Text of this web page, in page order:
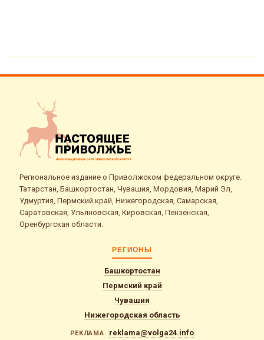
Региональное издание о Приволжском федеральном округе.
Татарстан, Башкортостан, Чувашия, Мордовия, Марий Эл,
Удмуртия, Пермский край, Нижегородская, Самарская,
Саратовская, Ульяновская, Кировская, Пензенская,
Оренбургская области.
РЕГИОНЫ
Башкортостан
Пермский край
Чувашия
Нижегородская область
РЕКЛАМА reklama@volga24.info